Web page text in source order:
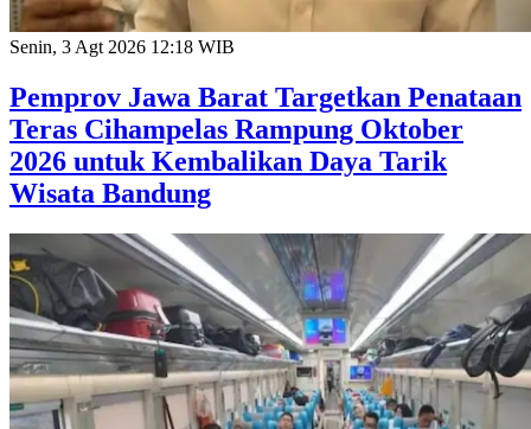
Senin, 3 Agt 2026 12:18 WIB
Pemprov Jawa Barat Targetkan Penataan
Teras Cihampelas Rampung Oktober
2026 untuk Kembalikan Daya Tarik
Wisata Bandung